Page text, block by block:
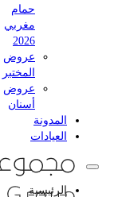
حمام
مغربي
2026
عروض
المختبر
عروض
أسنان
المدونة
العيادات
الرئيسية